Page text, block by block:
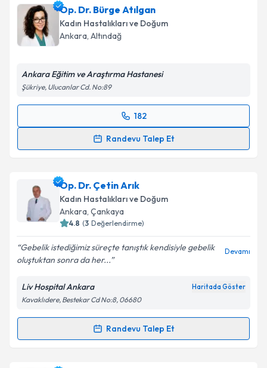
Op. Dr. Bürge Atılgan
Kadın Hastalıkları ve Doğum
Ankara, Altındağ
Ankara Eğitim ve Araştırma Hastanesi
Şükriye, Ulucanlar Cd. No:89
182
Randevu Talep Et
Randevu Takvimi Talebi
takvim hazırlandığında e-posta ile bilgilendireceğiz.
E-posta Adresiniz
kapsamda işlenmesini kabul ediyorum.
Takvim Talebini Gönder
Op. Dr. Çetin Arık
Kadın Hastalıkları ve Doğum
Ankara, Çankaya
4.8 (3 Değerlendirme)
Gebelik istediğimiz süreçte tanıştık kendisiyle gebelik
oluştuktan sonra da her...
Devamı
Liv Hospital Ankara Haritada Göster
Kavaklıdere, Bestekar Cd No:8, 06680
Randevu Talep Et
Randevu Takvimi Talebi